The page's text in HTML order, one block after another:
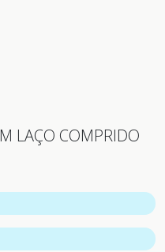
LAÇO COMPRIDO